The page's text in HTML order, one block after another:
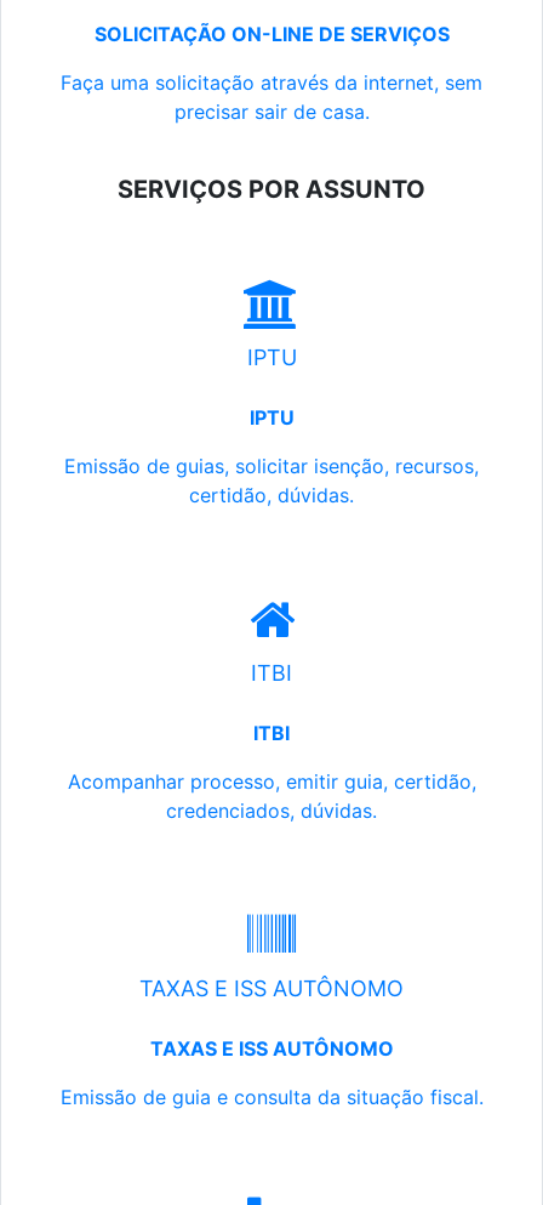
SOLICITAÇÃO ON-LINE DE SERVIÇOS
Faça uma solicitação através da internet, sem
precisar sair de casa.
SERVIÇOS POR ASSUNTO
IPTU
IPTU
Emissão de guias, solicitar isenção, recursos,
certidão, dúvidas.
ITBI
ITBI
Acompanhar processo, emitir guia, certidão,
credenciados, dúvidas.
TAXAS E ISS AUTÔNOMO
TAXAS E ISS AUTÔNOMO
Emissão de guia e consulta da situação fiscal.